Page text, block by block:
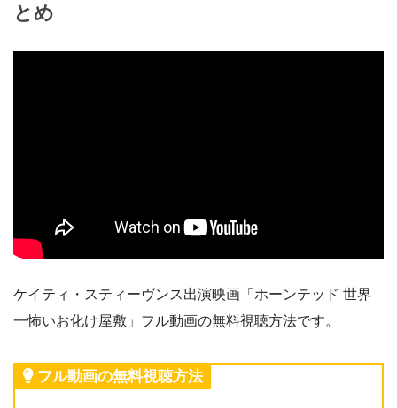
とめ
ケイティ・スティーヴンス出演映画「ホーンテッド 世界
一怖いお化け屋敷」フル動画の無料視聴方法です。
フル動画の無料視聴方法